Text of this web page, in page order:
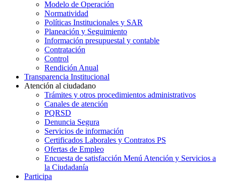
Modelo de Operación
Normatividad
Políticas Institucionales y SAR
Planeación y Seguimiento
Información presupuestal y contable
Contratación
Control
Rendición Anual
Transparencia Institucional
Atención al ciudadano
Trámites y otros procedimientos administrativos
Canales de atención
PQRSD
Denuncia Segura
Servicios de información
Certificados Laborales y Contratos PS
Ofertas de Empleo
Encuesta de satisfacción Menú Atención y Servicios a
la Ciudadanía
Participa